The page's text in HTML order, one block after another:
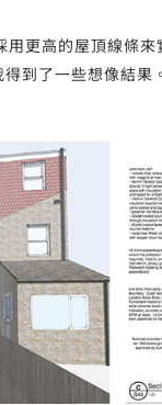
更高的屋頂線條
到了一些想像結果